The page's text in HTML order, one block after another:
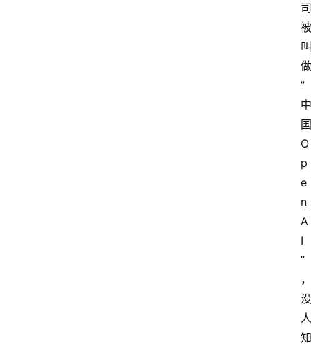
司
被
叫
做
”
中
国
O
p
e
n
A
I
”
，
没
人
知